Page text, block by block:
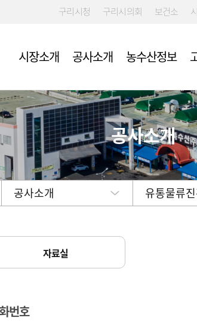
구리시청 구리시의회 보건소
시장소개
시장 및 시설안내
도매시장 예약신청
자동심장충격기(AED) 설치
소 안내
공중화장실 비상벨 배치도
매시장 소식지
찾아가세요
공사소개
입찰·채용
약공개방
개요
경영목표 및 운영계획
ESG전략체계
예산서
결산서
고객만족도 조사결과 및 경
임원 및 운영인력 현황
농수산정보
류
종자
여예산제
규제신고
신고접수
직 게시판
공사소개
공사소개 유통물류
자료실
번호